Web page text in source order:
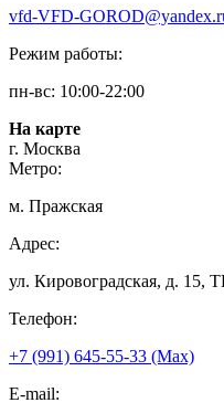
vfd-VFD-
Режим работы:
пн-вс: 10:00-22:00
На карте
г. Москва
Метро:
м. Пражская
Адрес:
ул. Кировоградская, д. 15,
Телефон:
+7 (991) 645-55-33 (Мах)
E-mail: